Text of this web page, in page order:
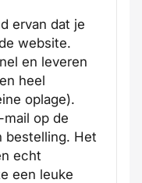
ervan dat je
website.
en leveren
heel
oplage).
op de
bestelling. Het
echt
een leuke